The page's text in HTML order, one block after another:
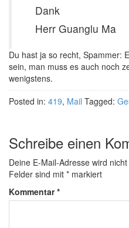
Dank
Herr Guanglu Ma
Du hast ja so recht, Spammer:
sein, man muss es auch noch
wenigstens.
Posted in: 419, Mail Tagged:
Schreibe einen
Deine E-Mail-Adresse wird
Felder sind mit * markiert
Kommentar*